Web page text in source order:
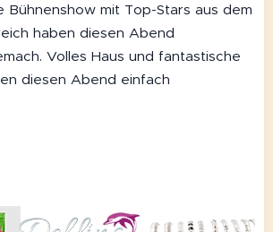
Bühnenshow mit Top-Stars aus dem
haben diesen Abend
Volles Haus und fantastische
diesen Abend einfach